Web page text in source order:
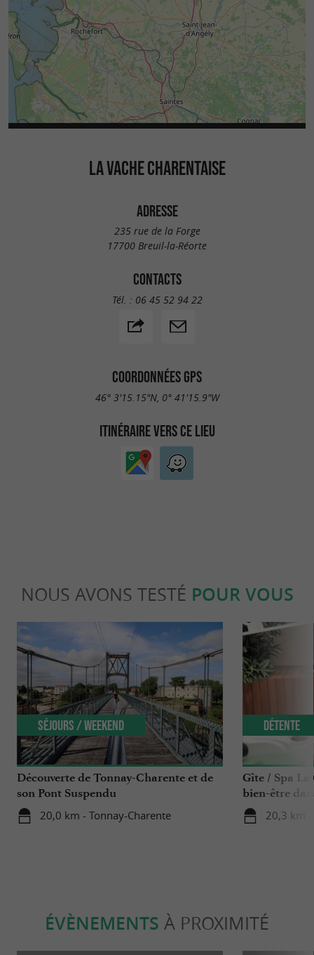
LA VACHE CHARENTAISE
ADRESSE
235 rue de la Forge
17700 Breuil-la-Réorte
CONTACTS
Tél. : 06 45 52 94 22
COORDONNÉES GPS
46° 3'15.15"N, 0° 41'15.9"W
ITINÉRAIRE VERS CE LIEU
NOUS AVONS TESTÉ POUR VOUS
Découverte de Tonnay-Charente et de
son Pont Suspendu
20,0 km - Tonnay-Charente
Séjours / Weekend
Gîte / Spa La
bien-être
20,3 km
Détente
ÉVÈNEMENTS À PROXIMITÉ